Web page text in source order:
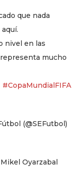
que nada
nivel en las
mucho
#CopaMundialFIFA
(@SEFutbol)
Oyarzabal